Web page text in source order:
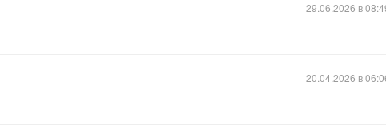
29.06.2026 в
20.04.2026 в